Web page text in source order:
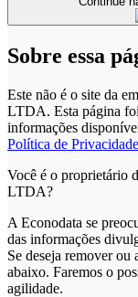
Sobre essa
Este não é o site da
LTDA. Esta página
informações
Política de
Você é o
LTDA?
A Econodata se
das informações
Se deseja remover ou
abaixo. Faremos o
agilidade.